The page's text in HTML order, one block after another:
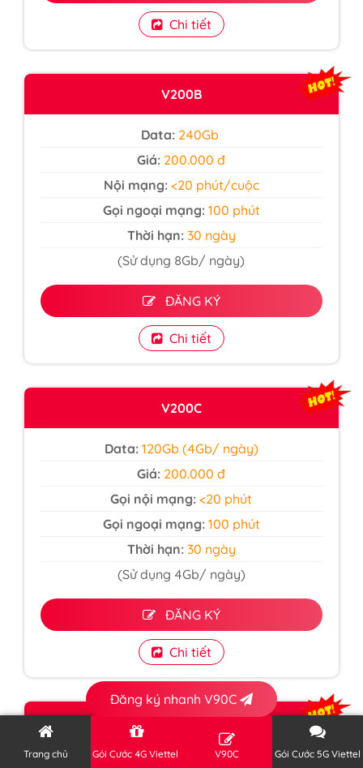
Chi tiết
V200B
Data: 240Gb
Giá: 200.000 đ
Nội mạng: <20 phút/cuộc
Gọi ngoại mạng:100 phút
Thời hạn:30 ngày
(Sử dụng 8Gb/ ngày)
ĐĂNG KÝ
Chi tiết
V200C
Data: 120Gb (4Gb/ ngày)
Giá: 200.000 đ
Gọi nội mạng:<20 phút
Gọi ngoại mạng:100 phút
Thời hạn:30 ngày
(Sử dụng 4Gb/ ngày)
ĐĂNG KÝ
Chi tiết
V90B
Data: 30Gb
Trang chủ Gói Cước 4G Viettel
Đăng ký nhanh V90C
V90C Gói Cước 5G Viettel